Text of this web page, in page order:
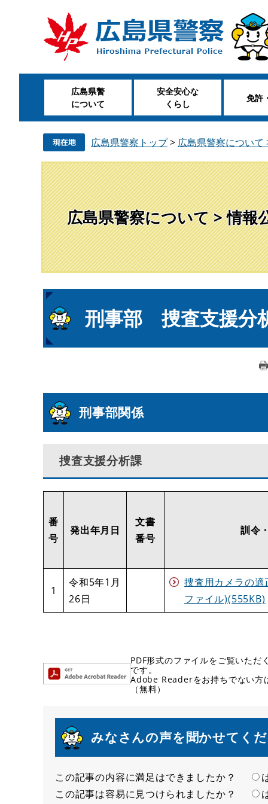
。
て
広島県警
について
安全安心な
くらし
免許
広島県警察トップ> 広島県警察について
広島県警察について > 情報
文
刑事部 捜査支援分
刑事部関係
捜査支援分析課
番
号
発出年月日
文書
番号
訓令
1
令和5年1月
26日
捜査用カメラの
ファイル)(555KB)
PDF形式のファイルをご覧いた
です。
Adobe Readerをお持ちでない方
（無料）
みなさんの声を聞かせてく
満
足
この記事の内容に満足はできましたか？
容
この記事は容易に見つけられましたか？